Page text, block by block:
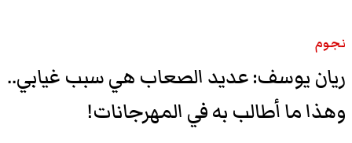
نجوم
ريان يوسف: عديد الصعاب هي سبب غيابي..
وهذا ما أطالب به في المهرجانات!